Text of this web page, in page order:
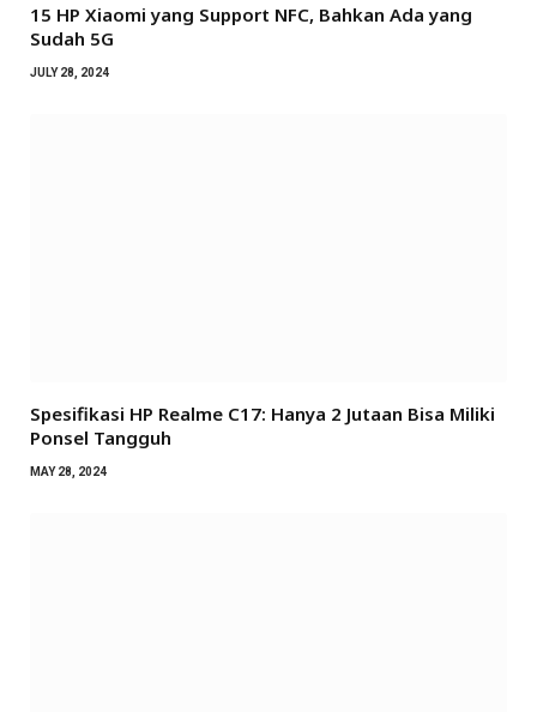
15 HP Xiaomi yang Support NFC, Bahkan Ada yang
Sudah 5G
JULY 28, 2024
Spesifikasi HP Realme C17: Hanya 2 Jutaan Bisa Miliki
Ponsel Tangguh
MAY 28, 2024